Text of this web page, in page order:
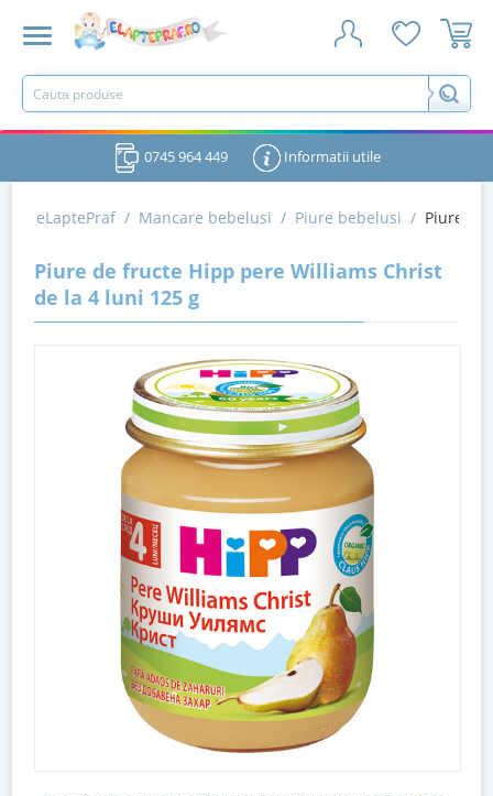
0745 964 449 Informatii utile
eLaptePraf / Mancare bebelusi / Piure bebelusi / Piure de
Piure de fructe Hipp pere Williams Christ
de la 4 luni 125 g